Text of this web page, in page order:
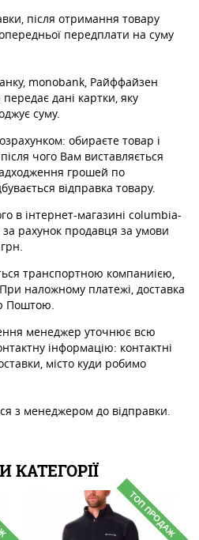
після отримання товару
передплати на суму
monobank, Райффайзен
дані картки, яку
суму.
обираєте товар і
чого Вам виставляється
грошей по
відправка товару.
в інтернет-магазині columbia-
рахунок продавця за умови
транспортною компаниією,
наложному платежі, доставка
Поштою.
менеджер уточнює всю
інформацію: контактні
місто куди робимо
з менеджером до відправки.
КАТЕГОРІЇ
ТОП ПРОДАЖ